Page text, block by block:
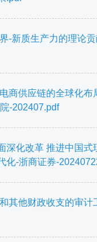
-新质生产力的理论
商供应链的全球化布
-202407.pdf
深化改革 推进中国式
化-浙商证券-
其他财政收支的审计